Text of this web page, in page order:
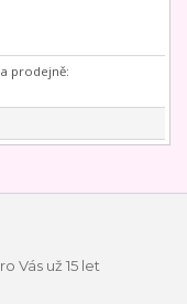
prodejně:
Vás už 15 let